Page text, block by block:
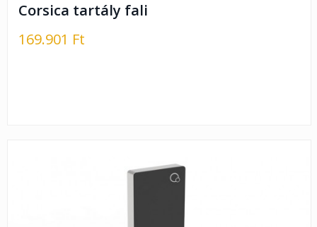
Corsica tartály fali
169.901 Ft